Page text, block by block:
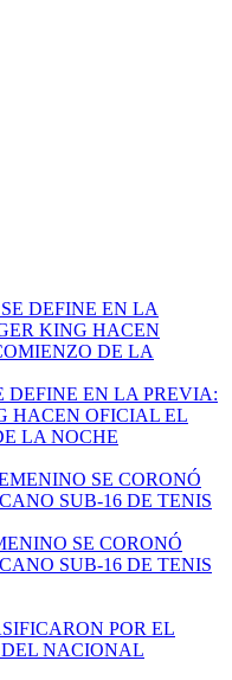
DEFINE EN LA PREVIA:
HACEN OFICIAL EL
LA NOCHE
SE CORONÓ
SUB-16 DE TENIS